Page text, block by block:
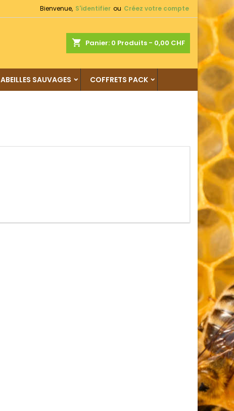
Bienvenue, S'identifier ou Créez votre compte
shopping_cart Panier: 0 Produits - 0,00 CHF
ABEILLES SAUVAGES COFFRETS PACK